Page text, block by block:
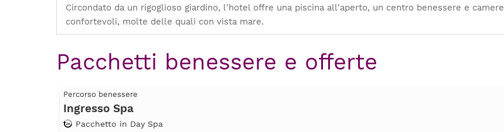
Circondato da un rigoglioso giardino, l'hotel offre una piscina all'aperto, un centro benessere e camere
confortevoli, molte delle quali con vista mare.
Pacchetti benessere e offerte
Percorso benessere
Ingresso Spa
Pacchetto in Day Spa